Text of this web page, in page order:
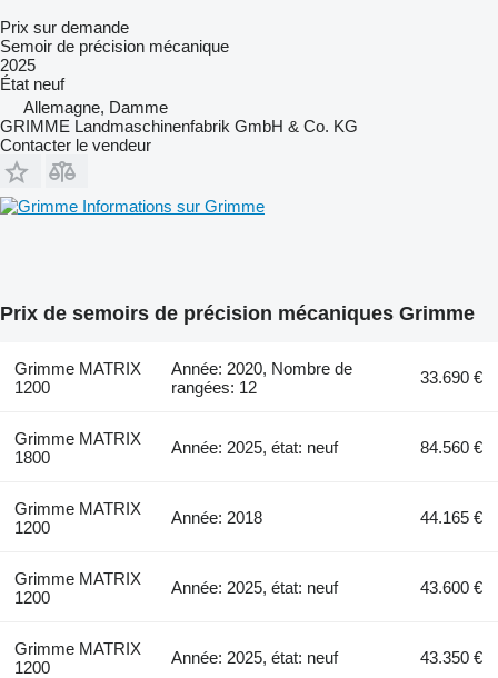
Prix sur demande
Semoir de précision mécanique
2025
État neuf
Allemagne, Damme
GRIMME Landmaschinenfabrik GmbH & Co. KG
Contacter le vendeur
Informations sur Grimme
Prix de semoirs de précision mécaniques Grimme
Grimme MATRIX
1200
Année: 2020, Nombre de
rangées: 12
33.690 €
Grimme MATRIX
1800
Année: 2025, état: neuf 84.560 €
Grimme MATRIX
1200
Année: 2018 44.165 €
Grimme MATRIX
1200
Année: 2025, état: neuf 43.600 €
Grimme MATRIX
1200
Année: 2025, état: neuf 43.350 €